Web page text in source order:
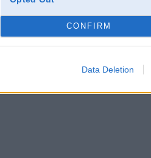
CONFIRM
Data Deletion